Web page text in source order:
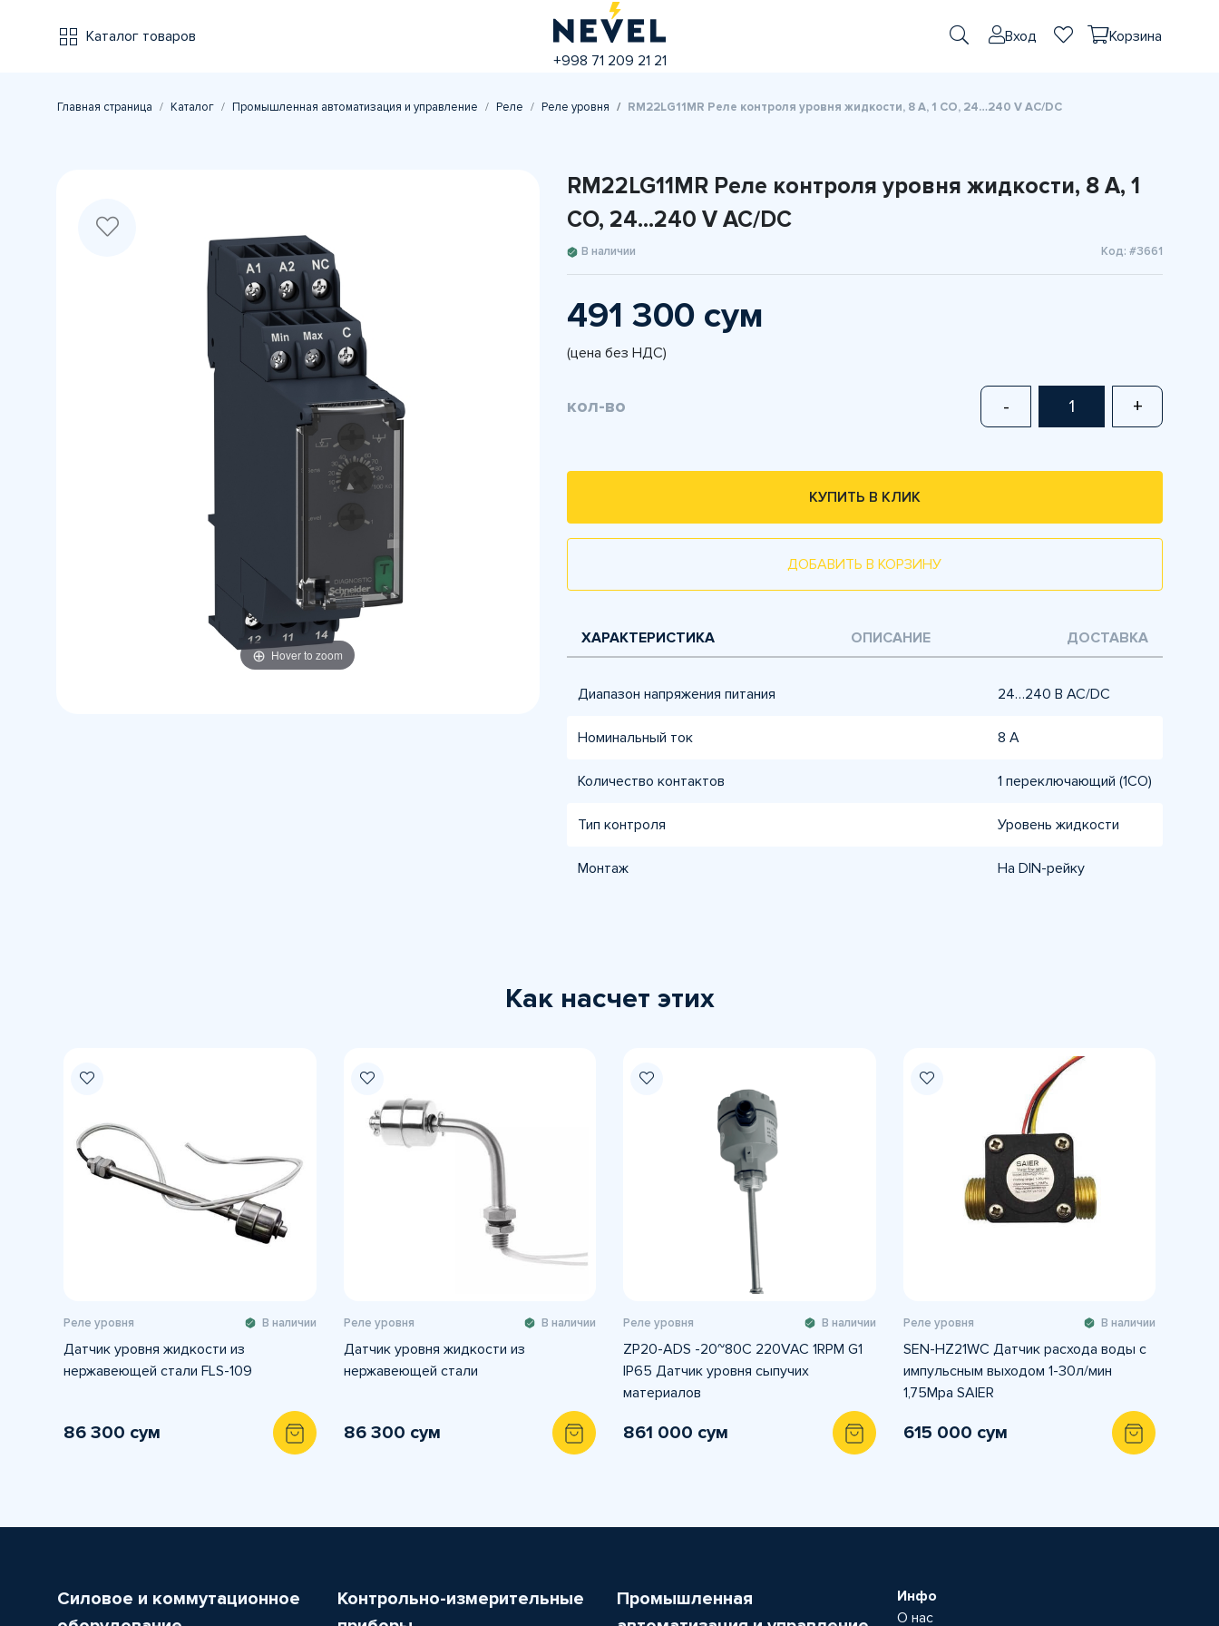
Каталог товаров
+998 71 209 21 21
Вход Корзина
Главная страница Каталог Промышленная автоматизация и управление Реле Реле уровня RM22LG11MR Реле контроля уровня жидкости, 8 A, 1 CO, 24…240 V AC/DC
Hover to zoom
RM22LG11MR Реле контроля уровня жидкости, 8 A, 1
CO, 24…240 V AC/DC
В наличии Код: #3661
491 300 сум
(цена без НДС)
кол-во - +
КУПИТЬ В КЛИК
ДОБАВИТЬ В КОРЗИНУ
ХАРАКТЕРИСТИКА ОПИСАНИЕ ДОСТАВКА
Диапазон напряжения питания 24…240 В AC/DC
Номинальный ток 8 А
Количество контактов 1 переключающий (1CO)
Тип контроля Уровень жидкости
Монтаж На DIN-рейку
Как насчет этих
Реле уровня В наличии
Датчик уровня жидкости из
нержавеющей стали FLS-109
86 300 сум
Реле уровня В наличии
Датчик уровня жидкости из
нержавеющей стали
86 300 сум
Реле уровня В наличии
ZP20-ADS -20~80C 220VAC 1RPM G1
IP65 Датчик уровня сыпучих
материалов
861 000 сум
Реле уровня В наличии
SEN-HZ21WC Датчик расхода воды с
импульсным выходом 1-30л/мин
1,75Mpa SAIER
615 000 сум
Силовое и коммутационное
Контрольно-измерительные
Промышленная
Инфо
О нас